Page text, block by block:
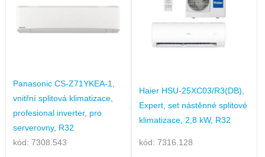
Panasonic CS-Z71YKEA-1,
vnitřní splitová klimatizace,
profesional inverter, pro
serverovny, R32
kód: 7308.543
Haier HSU-25XC03/R3(DB),
Expert, set nástěnné splitové
klimatizace, 2,8 kW, R32
kód: 7316.128